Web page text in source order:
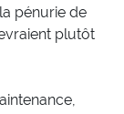
pénurie de
plutôt